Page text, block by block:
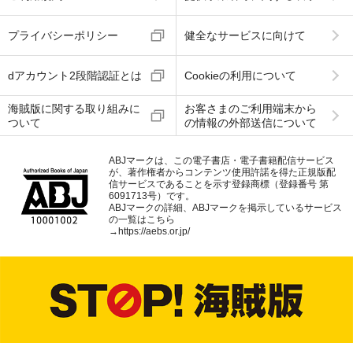
プライバシーポリシー 健全なサービスに向けて
dアカウント2段階認証とは Cookieの利用について
海賊版に関する取り組みに
ついて
お客さまのご利用端末から
の情報の外部送信について
ABJマークは、この電子書店・電子書籍配信サービス
が、著作権者からコンテンツ使用許諾を得た正規版配
信サービスであることを示す登録商標（登録番号 第
6091713号）です。
ABJマークの詳細、ABJマークを掲示しているサービス
の一覧はこちら
→ https://aebs.or.jp/